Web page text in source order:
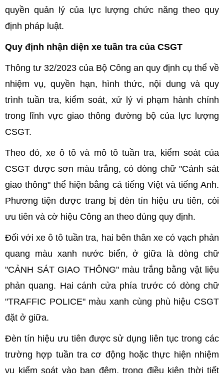
quyền quản lý của lực lượng chức năng theo quy
định pháp luật.
Quy định nhận diện xe tuần tra của CSGT
Thông tư 32/2023 của Bộ Công an quy định cụ thể về
nhiệm vụ, quyền hạn, hình thức, nội dung và quy
trình tuần tra, kiểm soát, xử lý vi phạm hành chính
trong lĩnh vực giao thông đường bộ của lực lượng
CSGT.
Theo đó, xe ô tô và mô tô tuần tra, kiểm soát của
CSGT được sơn màu trắng, có dòng chữ "Cảnh sát
giao thông" thể hiện bằng cả tiếng Việt và tiếng Anh.
Phương tiện được trang bị đèn tín hiệu ưu tiên, còi
ưu tiên và cờ hiệu Công an theo đúng quy định.
Đối với xe ô tô tuần tra, hai bên thân xe có vạch phản
quang màu xanh nước biển, ở giữa là dòng chữ
"CẢNH SÁT GIAO THÔNG" màu trắng bằng vật liệu
phản quang. Hai cánh cửa phía trước có dòng chữ
"TRAFFIC POLICE" màu xanh cùng phù hiệu CSGT
đặt ở giữa.
Đèn tín hiệu ưu tiên được sử dụng liên tục trong các
trường hợp tuần tra cơ động hoặc thực hiện nhiệm
vụ kiểm soát vào ban đêm, trong điều kiện thời tiết